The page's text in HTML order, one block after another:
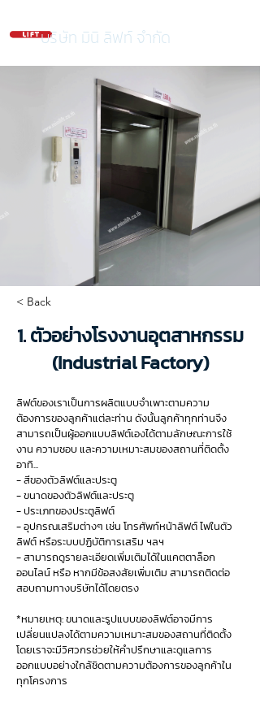
บริษัท มินิ ลิฟท์ จำกัด
< Back
1. ตัวอย่างโรงงานอุตสาหกรรม
(Industrial Factory)
ลิฟต์ของเราเป็นการผลิตแบบจำเพาะตามความ
ต้องการของลูกค้าแต่ละท่าน ดังนั้นลูกค้าทุกท่านจึง
สามารถเป็นผู้ออกแบบลิฟต์เองได้ตามลักษณะการใช้
งาน ความชอบ และความเหมาะสมของสถานที่ติดตั้ง
อาทิ...
- สีของตัวลิฟต์และประตู
- ขนาดของตัวลิฟต์และประตู
- ประเภทของประตูลิฟต์
- อุปกรณเสริมต่างๆ เช่น โทรศัพท์หน้าลิฟต์ ไฟในตัว
ลิฟต์ หรือระบบปฏิบัติการเสริม ฯลฯ
- สามารถดูรายละเอียดเพิ่มเติมได้ในแคตตาล็อก
ออนไลน์ หรือ หากมีข้อสงสัยเพิ่มเติม สามารถติดต่อ
สอบถามทางบริษัทได้โดยตรง
*หมายเหตุ: ขนาดและรูปแบบของลิฟต์อาจมีการ
เปลี่ยนแปลงได้ตามความเหมาะสมของสถานที่ติดตั้ง
โดยเราจะมีวิศวกรช่วยให้คำปรึกษาและดูแลการ
ออกแบบอย่างใกล้ชิดตามความต้องการของลูกค้าใน
ทุกโครงการ